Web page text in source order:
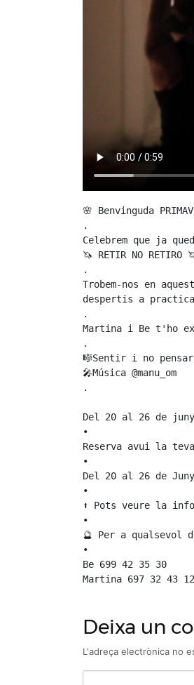
🌸 Benvinguda
.
Celebrem que ja
🦄 RETIR NO RETIRO
.
Trobem-nos en
despertis a
.
Martina i Be t'ho
.
🎼Sentir i no
🎤Música @manu_om
.
Del 20 al 26 de
•
Reserva avui la
•
Del 20 al 26 de
•
⬆️ Pots veure la
•
🔮 Per a qualsevol
•
Be 699 42 35 30
Martina 697 32 43 12
Deixa un
L'adreça electrònica no